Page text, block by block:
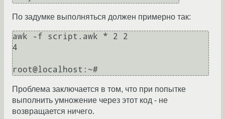
По задумке выполняться должен примерно так:
awk -f script.awk * 2 2
4
Проблема заключается в том, что при попытке
выполнить умножение через этот код - не
возвращается ничего.